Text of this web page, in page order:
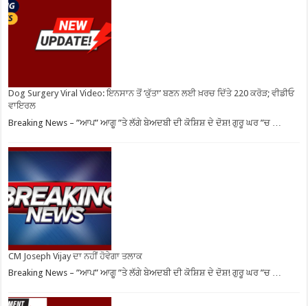
Dog Surgery Viral Video: ਇਨਸਾਨ ਤੋਂ ‘ਕੁੱਤਾ’ ਬਣਨ ਲਈ ਖ਼ਰਚ ਦਿੱਤੇ 220 ਕਰੋੜ; ਵੀਡੀਓ
ਵਾਇਰਲ
Breaking News – ”ਆਪ” ਆਗੂ ”ਤੇ ਲੱਗੇ ਬੇਅਦਬੀ ਦੀ ਕੋਸ਼ਿਸ਼ ਦੇ ਦੋਸ਼! ਗੁਰੂ ਘਰ ”ਚ …
CM Joseph Vijay ਦਾ ਨਹੀਂ ਹੋਵੇਗਾ ਤਲਾਕ
Breaking News – ”ਆਪ” ਆਗੂ ”ਤੇ ਲੱਗੇ ਬੇਅਦਬੀ ਦੀ ਕੋਸ਼ਿਸ਼ ਦੇ ਦੋਸ਼! ਗੁਰੂ ਘਰ ”ਚ …